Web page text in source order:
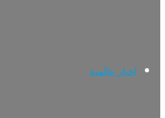
اخبار عالمية